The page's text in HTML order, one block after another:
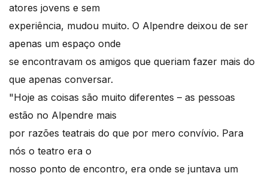
atores jovens e sem
experiência, mudou muito. O Alpendre deixou de ser
apenas um espaço onde
se encontravam os amigos que queriam fazer mais do
que apenas conversar.
"Hoje as coisas são muito diferentes – as pessoas
estão no Alpendre mais
por razões teatrais do que por mero convívio. Para
nós o teatro era o
nosso ponto de encontro, era onde se juntava um